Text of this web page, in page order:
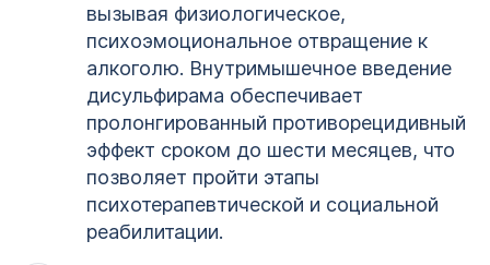
вызывая физиологическое,
психоэмоциональное отвращение к
алкоголю. Внутримышечное введение
дисульфирама обеспечивает
пролонгированный противорецидивный
эффект сроком до шести месяцев, что
позволяет пройти этапы
психотерапевтической и социальной
реабилитации.